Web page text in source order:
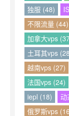
独服 (48)
不限流量 (44)
加拿大vps
土耳其vps
越南vps (27)
法国vps (24)
iepl (18)
动
俄罗斯vps